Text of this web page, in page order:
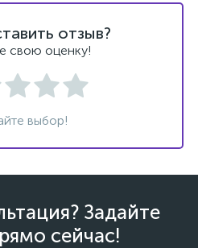
отзыв?
свою оценку!
выбор!
Задайте
сейчас!